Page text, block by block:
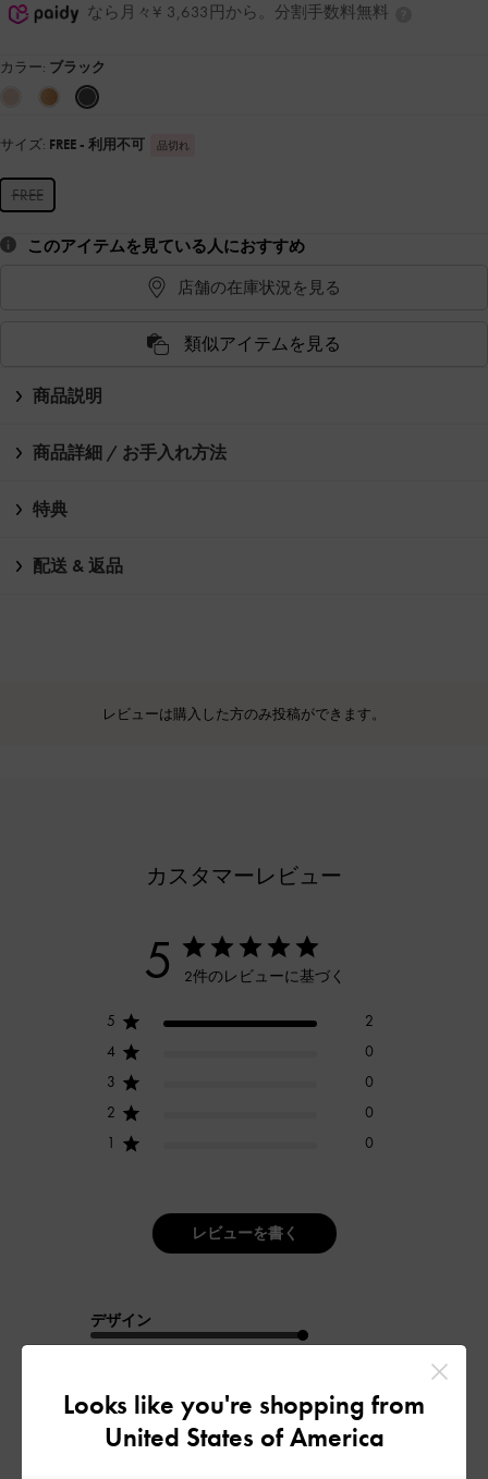
なら月々¥ 3,633円から。分割手数料無料
カラー: ブラック
サイズ: FREE - 利用不可 品切れ
FREE
このアイテムを見ている人におすすめ
店舗の在庫状況を見る
類似アイテムを見る
商品説明
商品詳細 / お手入れ方法
特典
配送 & 返品
レビューは購入した方のみ投稿ができます。
カスタマーレビュー
5 2件のレビューに基づく
5
2
4
0
3
0
2
0
1
0
レビューを書く
デザイン
品質
Looks like you're shopping from
United States of America